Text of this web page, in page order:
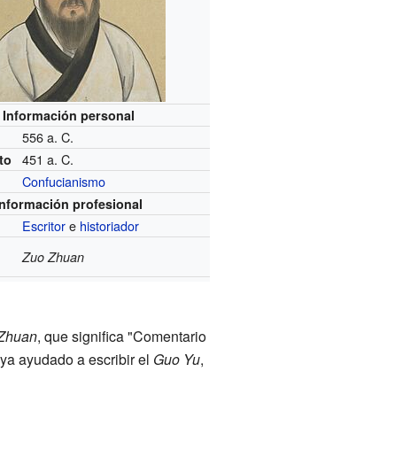
Información personal
556 a. C.
451 a. C.
Confucianismo
profesional
Escritore historiador
Zuo Zhuan
, que significa "Comentario
ayudado a escribir el Guo Yu,